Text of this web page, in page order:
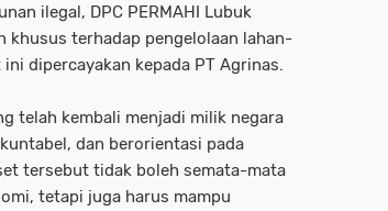
ilegal, DPC PERMAHI Lubuk
khusus terhadap pengelolaan lahan-
dipercayakan kepada PT Agrinas.
telah kembali menjadi milik negara
dan berorientasi pada
tersebut tidak boleh semata-mata
tetapi juga harus mampu